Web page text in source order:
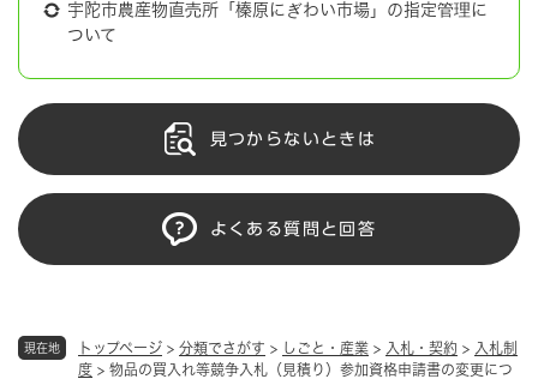
現在地 トップページ > 分類でさがす > しごと・産業 > 入札・契約 > 入札制
度 > 物品の買入れ等競争入札（見積り）参加資格申請書の変更につ
宇陀市農産物直売所「榛原にぎわい市場」の指定管理に
ついて
見つからないときは
よくある質問と回答